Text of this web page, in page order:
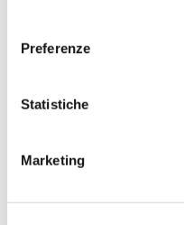
Preferenze
Statistiche
Marketing
Affidamento ai sensi
Aziendale per Lavori
- cod. fisc.
100,0000